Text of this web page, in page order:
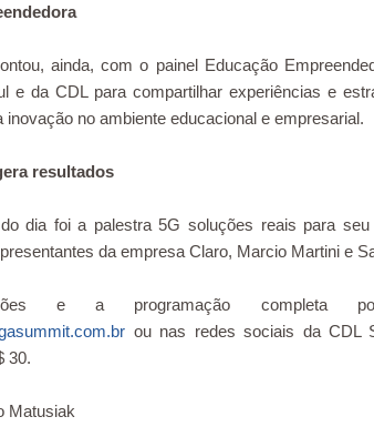
ainda, com o painel Educação
e da CDL para compartilhar experiências e
inovação no ambiente educacional e empresarial.
resultados
dia foi a palestra 5G soluções reais para
da empresa Claro, Marcio Martini e
e a programação completa
ou nas redes sociais da CDL
30.
Matusiak